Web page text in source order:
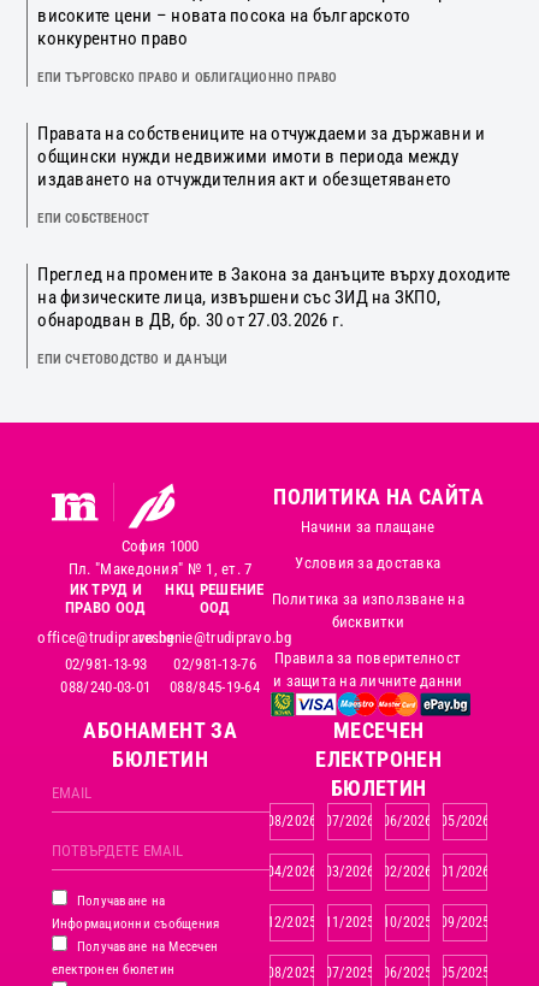
високите цени – новата посока на българското
конкурентно право
ЕПИ ТЪРГОВСКО ПРАВО И ОБЛИГАЦИОННО ПРАВО
Правата на собствениците на отчуждаеми за държавни и
общински нужди недвижими имоти в периода между
издаването на отчуждителния акт и обезщетяването
ЕПИ СОБСТВЕНОСТ
Преглед на промените в Закона за данъците върху доходите
на физическите лица, извършени със ЗИД на ЗКПО,
обнародван в ДВ, бр. 30 от 27.03.2026 г.
ЕПИ СЧЕТОВОДСТВО И ДАНЪЦИ
София 1000
Пл. "Македония" № 1, ет. 7
ИК ТРУД И
ПРАВО ООД
office@trudipravo.bg
02/981-13-93
088/240-03-01
НКЦ РЕШЕНИЕ
ООД
reshenie@trudipravo.bg
02/981-13-76
088/845-19-64
ПОЛИТИКА НА САЙТА
Начини за плащане
Условия за доставка
Политика за използване на
бисквитки
Правила за поверителност
и защита на личните данни
АБОНАМЕНТ ЗА
БЮЛЕТИН
Получаване на
Информационни съобщения
Получаване на Месечен
електронен бюлетин
MЕСЕЧЕН
ЕЛЕКТРОНЕН
БЮЛЕТИН
08/2026 07/2026 06/2026 05/2026
04/2026 03/2026 02/2026 01/2026
12/2025 11/2025 10/2025 09/2025
08/2025 07/2025 06/2025 05/2025